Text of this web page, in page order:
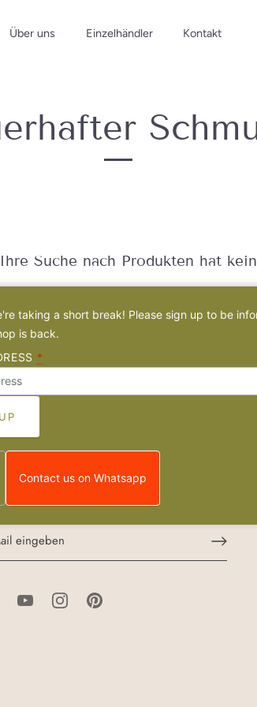
Über uns Einzelhändler Kontakt
Suche nach Produkten hat
the Sisterhood
Sie sich für unseren Newsletter an und
Sie 5 € Rabatt auf Ihre erste
taking a short break! Please sign up to be
is back.
*
Contact us on Whatsapp